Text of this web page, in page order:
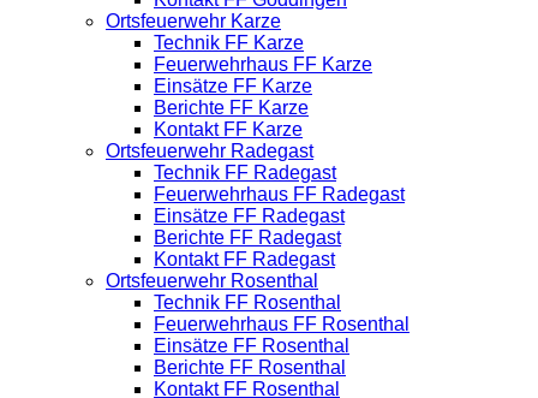
Ortsfeuerwehr Karze
Technik FF Karze
Feuerwehrhaus FF Karze
Einsätze FF Karze
Berichte FF Karze
Kontakt FF Karze
Ortsfeuerwehr Radegast
Technik FF Radegast
Feuerwehrhaus FF Radegast
Einsätze FF Radegast
Berichte FF Radegast
Kontakt FF Radegast
Ortsfeuerwehr Rosenthal
Technik FF Rosenthal
Feuerwehrhaus FF Rosenthal
Einsätze FF Rosenthal
Berichte FF Rosenthal
Kontakt FF Rosenthal